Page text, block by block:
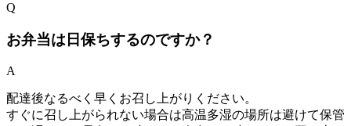
Q
お弁当は日保ちするのですか？
A
配達後なるべく早くお召し上がりください。
すぐに召し上がられない場合は高温多湿の場所は避けて保管